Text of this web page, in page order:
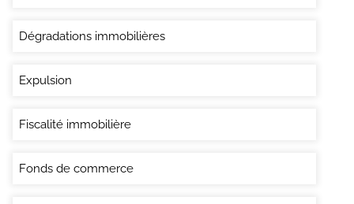
Dégradations immobilières
Expulsion
Fiscalité immobilière
Fonds de commerce